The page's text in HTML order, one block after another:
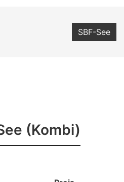
SBF-See
(Kombi)